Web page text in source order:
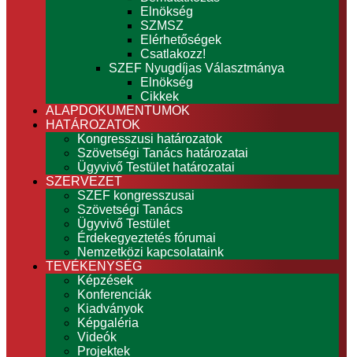
Elnökség
SZMSZ
Elérhetőségek
Csatlakozz!
SZEF Nyugdíjas Választmánya
Elnökség
Cikkek
ALAPDOKUMENTUMOK
HATÁROZATOK
Kongresszusi határozatok
Szövetségi Tanács határozatai
Ügyvivő Testület határozatai
SZERVEZET
SZEF kongresszusai
Szövetségi Tanács
Ügyvivő Testület
Érdekegyeztetés fórumai
Nemzetközi kapcsolataink
TEVÉKENYSÉG
Képzések
Konferenciák
Kiadványok
Képgaléria
Videók
Projektek